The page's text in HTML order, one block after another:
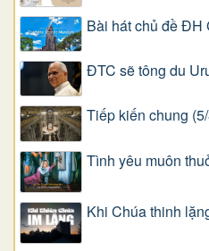
Bài hát chủ đề ĐH
ĐTC sẽ tông du
Tiếp kiến chung
Tình yêu muôn
Khi Chúa thinh